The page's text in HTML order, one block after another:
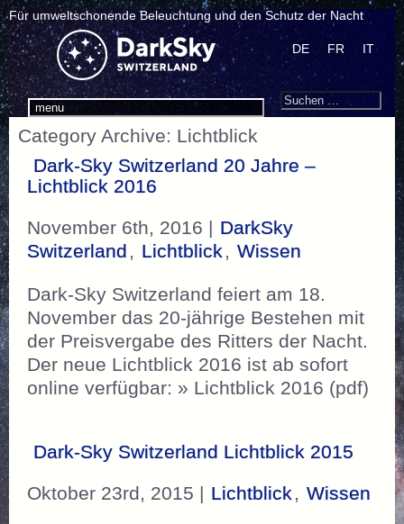
Für umweltschonende Beleuchtung und den Schutz der Nacht
menu
DE FR IT
Search
Suchen
Category Archive: Lichtblick
Dark-Sky Switzerland 20 Jahre –
Lichtblick 2016
November 6th, 2016 | DarkSky
Switzerland , Lichtblick, Wissen
Dark-Sky Switzerland feiert am 18.
November das 20-jährige Bestehen mit
der Preisvergabe des Ritters der Nacht.
Der neue Lichtblick 2016 ist ab sofort
online verfügbar: » Lichtblick 2016 (pdf)
Dark-Sky Switzerland Lichtblick 2015
Oktober 23rd, 2015 | Lichtblick, Wissen